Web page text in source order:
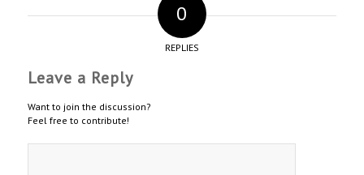
0
REPLIES
Leave a Reply
Want to join the discussion?
Feel free to contribute!